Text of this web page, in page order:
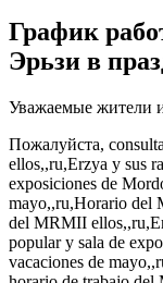
График
Эрьзи в
Уважаемые жители
Пожалуйста,
ellos,,ru,Erzya y sus
exposiciones de
mayo,,ru,Horario del
del MRMII
popular y sala de
vacaciones de